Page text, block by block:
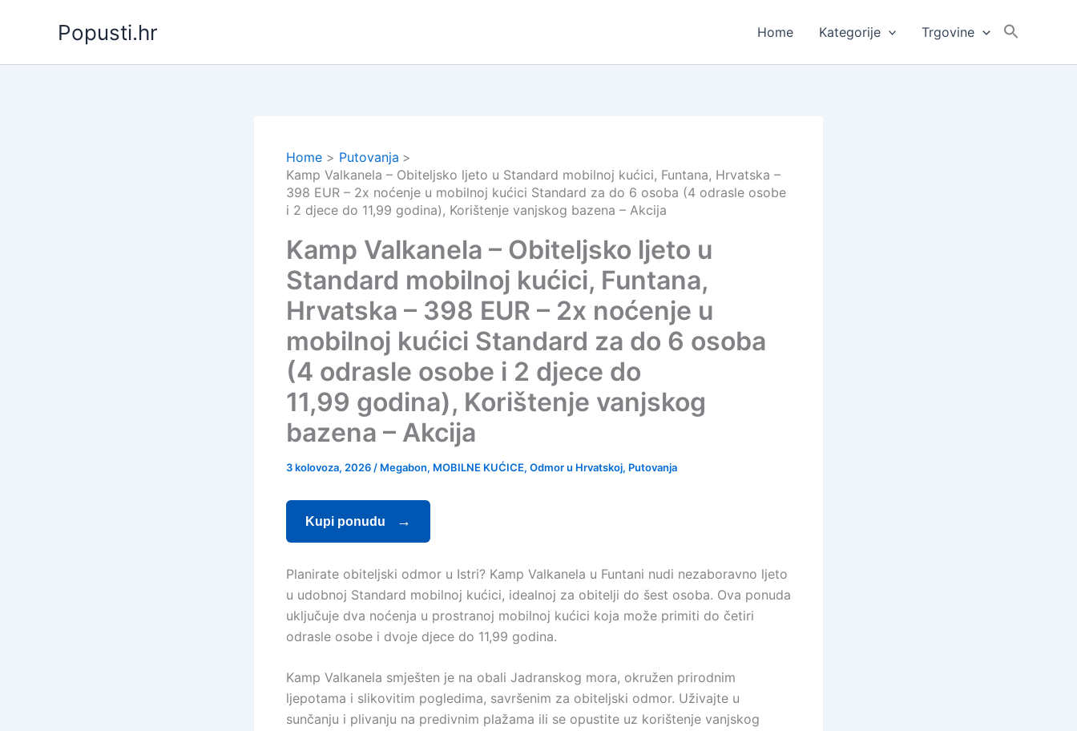
Popusti.hr Home Kategorije Trgovine
Home
Putovanja
Kamp Valkanela – Obiteljsko ljeto u Standard mobilnoj kućici, Funtana, Hrvatska –
398 EUR – 2x noćenje u mobilnoj kućici Standard za do 6 osoba (4 odrasle osobe
i 2 djece do 11,99 godina), Korištenje vanjskog bazena – Akcija
Kamp Valkanela – Obiteljsko ljeto u
Standard mobilnoj kućici, Funtana,
Hrvatska – 398 EUR – 2x noćenje u
mobilnoj kućici Standard za do 6 osoba
(4 odrasle osobe i 2 djece do
11,99 godina), Korištenje vanjskog
bazena – Akcija
3 kolovoza, 2026 / Megabon, MOBILNE KUĆICE, Odmor u Hrvatskoj, Putovanja
Kupi ponudu
Planirate obiteljski odmor u Istri? Kamp Valkanela u Funtani nudi nezaboravno ljeto
u udobnoj Standard mobilnoj kućici, idealnoj za obitelji do šest osoba. Ova ponuda
uključuje dva noćenja u prostranoj mobilnoj kućici koja može primiti do četiri
odrasle osobe i dvoje djece do 11,99 godina.
Kamp Valkanela smješten je na obali Jadranskog mora, okružen prirodnim
ljepotama i slikovitim pogledima, savršenim za obiteljski odmor. Uživajte u
sunčanju i plivanju na predivnim plažama ili se opustite uz korištenje vanjskog